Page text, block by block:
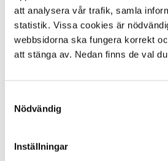
att analysera vår trafik, samla
statistik. Vissa cookies är
webbsidorna ska fungera korrekt
att stänga av. Nedan finns de val
Nödvändig
Inställningar